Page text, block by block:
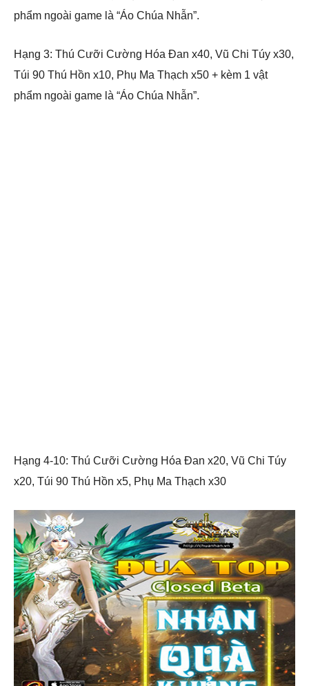
phẩm ngoài game là “Áo Chúa Nhẫn”.
Hạng 3: Thú Cưỡi Cường Hóa Đan x40, Vũ Chi Túy x30,
Túi 90 Thú Hồn x10, Phụ Ma Thạch x50 + kèm 1 vật
phẩm ngoài game là “Áo Chúa Nhẫn”.
Hạng 4-10: Thú Cưỡi Cường Hóa Đan x20, Vũ Chi Túy
x20, Túi 90 Thú Hồn x5, Phụ Ma Thạch x30